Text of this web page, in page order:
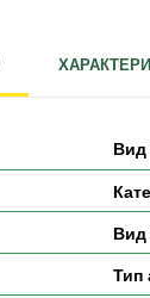
Вид
Вид
Тип